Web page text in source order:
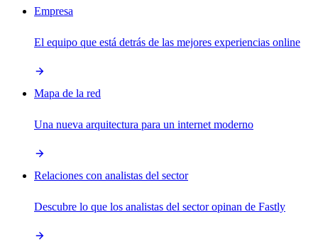
Empresa
El equipo que está detrás de las mejores experiencias online
Mapa de la red
Una nueva arquitectura para un internet moderno
Relaciones con analistas del sector
Descubre lo que los analistas del sector opinan de Fastly